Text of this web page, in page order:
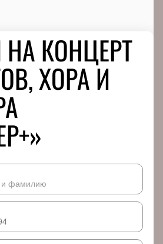
КОНЦЕРТ
ХОРА И